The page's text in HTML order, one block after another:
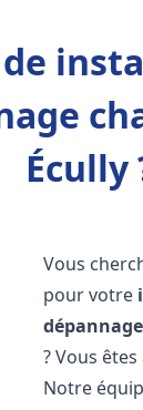
Écully
Vous
pour votre
? Vous
Notre